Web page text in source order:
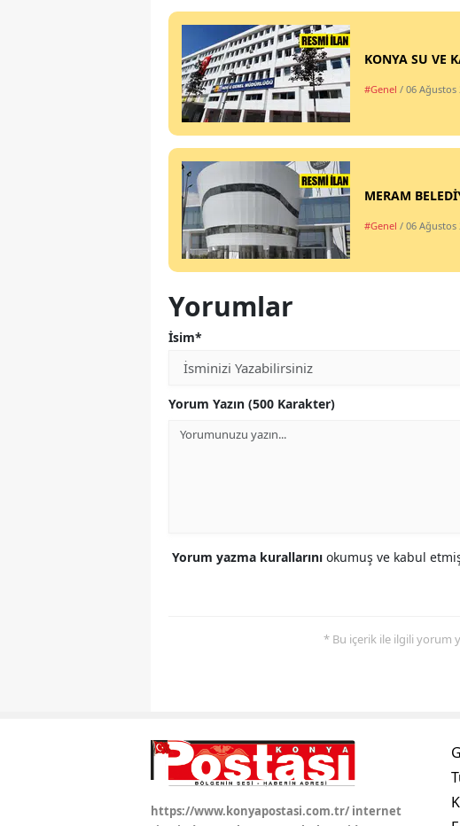
KONYA SU VE
#Genel / 06 Ağustos
MERAM
#Genel / 06 Ağustos
Yorumlar
İsim*
Yorum Yazın (500 Karakter)
Yorum yazma kurallarını okumuş ve kabul etmiş
* Bu içerik ile ilgili yorum
https://www.konyapostasi.com.tr/ internet